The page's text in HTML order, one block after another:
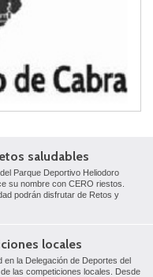
saludables
Parque Deportivo Heliodoro
su nombre con CERO riestos.
podrán disfrutar de Retos y
locales
la Delegación de Deportes del
las competiciones locales. Desde